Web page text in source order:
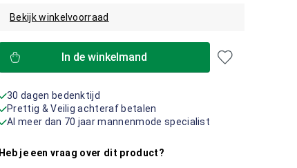
Bekijk winkelvoorraad
In de winkelmand
30 dagen bedenktijd
Prettig & Veilig achteraf betalen
Al meer dan 70 jaar mannenmode specialist
Heb je een vraag over dit product?